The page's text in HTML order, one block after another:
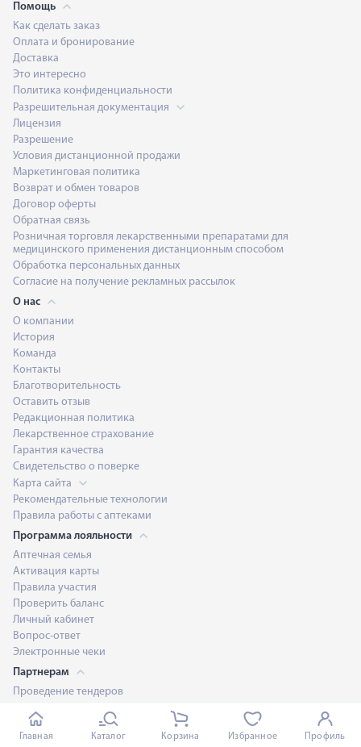
Помощь
Как сделать заказ
Оплата и бронирование
Доставка
Это интересно
Политика конфиденциальности
Разрешительная документация
Лицензия
Разрешение
Условия дистанционной продажи
Маркетинговая политика
Возврат и обмен товаров
Договор оферты
Обратная связь
Розничная торговля лекарственными препаратами для
медицинского применения дистанционным способом
Обработка персональных данных
Согласие на получение рекламных рассылок
О нас
О компании
История
Команда
Контакты
Благотворительность
Оставить отзыв
Редакционная политика
Лекарственное страхование
Гарантия качества
Свидетельство о поверке
Карта сайта
Рекомендательные технологии
Правила работы с аптеками
Программа лояльности
Аптечная семья
Активация карты
Правила участия
Проверить баланс
Личный кабинет
Вопрос-ответ
Электронные чеки
Партнерам
Проведение тендеров
Портал производителя
Предложите нам площади в аренду
Главная Каталог Корзина Избранное Профиль